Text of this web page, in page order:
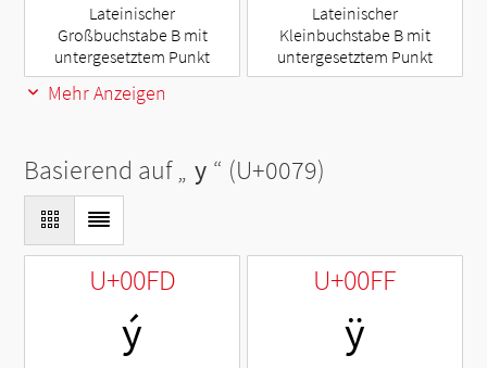
Lateinischer
Großbuchstabe B mit
untergesetztem Punkt
Lateinischer
Kleinbuchstabe B mit
untergesetztem Punkt
Mehr Anzeigen
Basierend auf „ y “ (U+0079)
U+00FD
ý
U+00FF
ÿ